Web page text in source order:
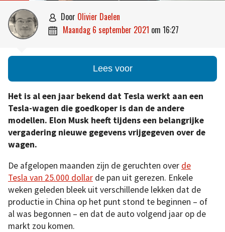
 door Olivier Daelen
 maandag 6 september 2021 om 16:27
Lees voor
Het is al een jaar bekend dat Tesla werkt aan een
Tesla-wagen die goedkoper is dan de andere
modellen. Elon Musk heeft tijdens een belangrijke
vergadering nieuwe gegevens vrijgegeven over de
wagen.
De afgelopen maanden zijn de geruchten over de
Tesla van 25.000 dollar de pan uit gerezen. Enkele
weken geleden bleek uit verschillende lekken dat de
productie in China op het punt stond te beginnen – of
al was begonnen – en dat de auto volgend jaar op de
markt zou komen.